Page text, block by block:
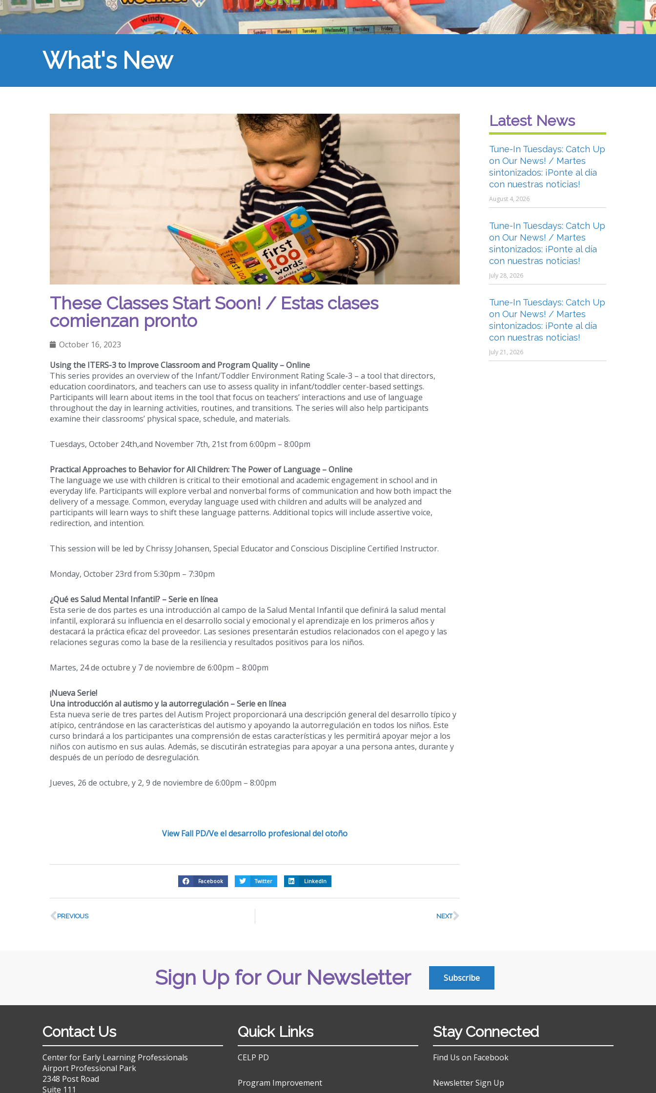
What's New
These Classes Start Soon! / Estas clases
comienzan pronto
October 16, 2023
Using the ITERS-3 to Improve Classroom and Program Quality – Online
This series provides an overview of the Infant/Toddler Environment Rating Scale-3 – a tool that directors,
education coordinators, and teachers can use to assess quality in infant/toddler center-based settings.
Participants will learn about items in the tool that focus on teachers’ interactions and use of language
throughout the day in learning activities, routines, and transitions. The series will also help participants
examine their classrooms’ physical space, schedule, and materials.
Tuesdays, October 24th,and November 7th, 21st from 6:00pm – 8:00pm
Practical Approaches to Behavior for All Children: The Power of Language – Online
The language we use with children is critical to their emotional and academic engagement in school and in
everyday life. Participants will explore verbal and nonverbal forms of communication and how both impact the
delivery of a message. Common, everyday language used with children and adults will be analyzed and
participants will learn ways to shift these language patterns. Additional topics will include assertive voice,
redirection, and intention.
This session will be led by Chrissy Johansen, Special Educator and Conscious Discipline Certified Instructor.
Monday, October 23rd from 5:30pm – 7:30pm
¿Qué es Salud Mental Infantil? – Serie en línea
Esta serie de dos partes es una introducción al campo de la Salud Mental Infantil que definirá la salud mental
infantil, explorará su influencia en el desarrollo social y emocional y el aprendizaje en los primeros años y
destacará la práctica eficaz del proveedor. Las sesiones presentarán estudios relacionados con el apego y las
relaciones seguras como la base de la resiliencia y resultados positivos para los niños.
Martes, 24 de octubre y 7 de noviembre de 6:00pm – 8:00pm
¡Nueva Serie!
Una introducción al autismo y la autorregulación – Serie en línea
Esta nueva serie de tres partes del Autism Project proporcionará una descripción general del desarrollo típico y
atípico, centrándose en las características del autismo y apoyando la autorregulación en todos los niños. Este
curso brindará a los participantes una comprensión de estas características y les permitirá apoyar mejor a los
niños con autismo en sus aulas. Además, se discutirán estrategias para apoyar a una persona antes, durante y
después de un período de desregulación.
Jueves, 26 de octubre, y 2, 9 de noviembre de 6:00pm – 8:00pm
View Fall PD/Ve el desarrollo profesional del otoño
Facebook Twitter LinkedIn
PREVIOUS NEXT
Latest News
Tune-In Tuesdays: Catch Up
on Our News! / Martes
sintonizados: ¡Ponte al día
con nuestras noticias!
August 4, 2026
Tune-In Tuesdays: Catch Up
on Our News! / Martes
sintonizados: ¡Ponte al día
con nuestras noticias!
July 28, 2026
Tune-In Tuesdays: Catch Up
on Our News! / Martes
sintonizados: ¡Ponte al día
con nuestras noticias!
July 21, 2026
Sign Up for Our Newsletter Subscribe
Contact Us
Center for Early Learning Professionals
Airport Professional Park
2348 Post Road
Suite 111
Quick Links
CELP PD
Program Improvement
Stay Connected
Find Us on Facebook
Newsletter Sign Up